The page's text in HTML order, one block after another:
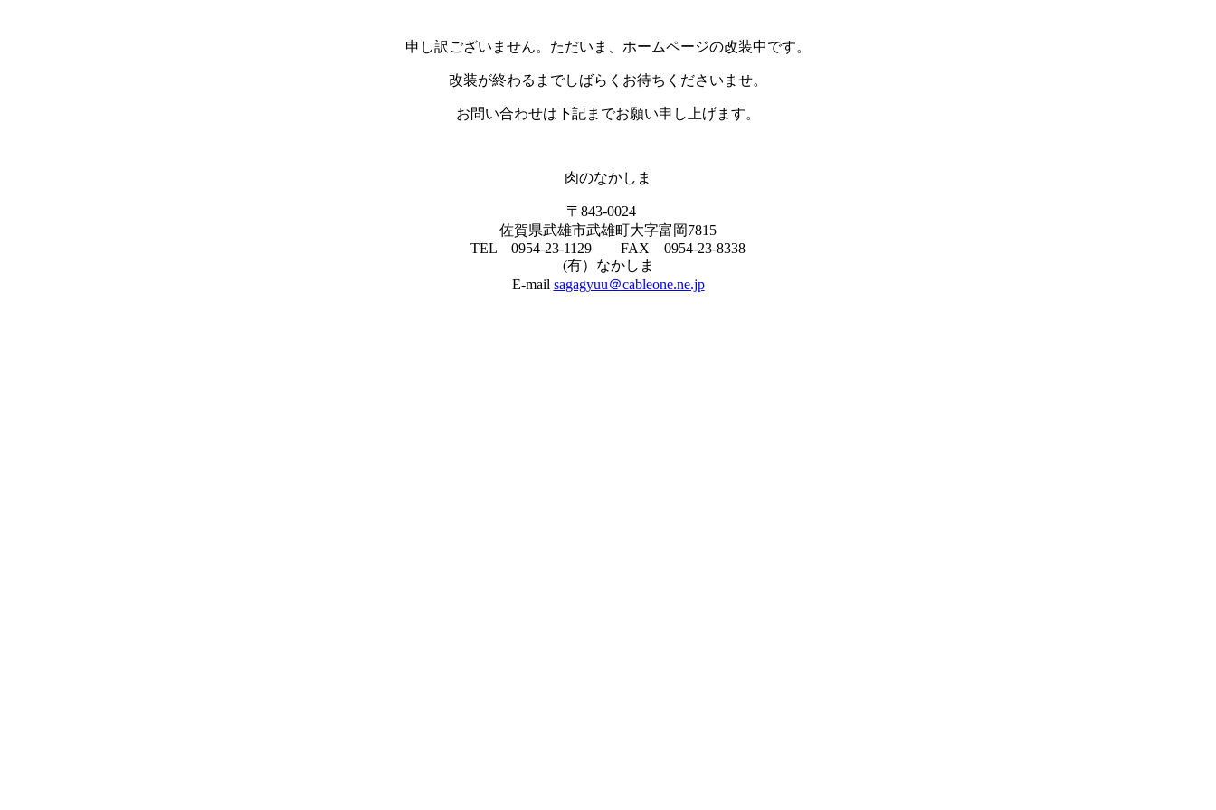
申し訳ございません。ただいま、ホームページの改装中です。
改装が終わるまでしばらくお待ちくださいませ。
お問い合わせは下記までお願い申し上げます。
肉のなかしま
〒843-0024
佐賀県武雄市武雄町大字富岡7815
TEL 0954-23-1129 FAX 0954-23-8338
(有）なかしま
E-mail sagagyuu＠cableone.ne.jp